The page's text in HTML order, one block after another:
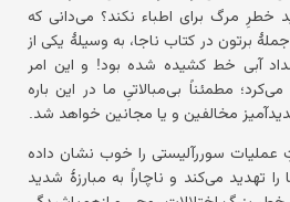
خطرِ مرگ برای اطباء نکند؟ می‌دانی که
برتون در کتاب ناجا، به وسیلهٔ یکی از
آبی خط کشیده شده بود! و این امر
مطمئناً بی‌مبالاتیِ ما در این باره
مخالفین و یا مجانین خواهد شد.
عملیات سوررآلیستی را خوب نشان داده
تهدید می‌کند و ناچاراً به مبارزهٔ شدید